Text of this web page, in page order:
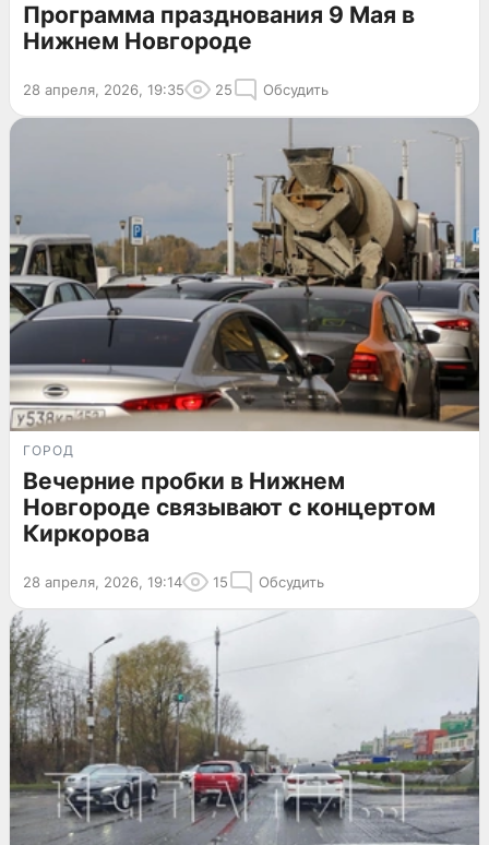
Программа празднования 9 Мая в
Нижнем Новгороде
28 апреля, 2026, 19:35 25 Обсудить
ГОРОД
Вечерние пробки в Нижнем
Новгороде связывают с концертом
Киркорова
28 апреля, 2026, 19:14 15 Обсудить